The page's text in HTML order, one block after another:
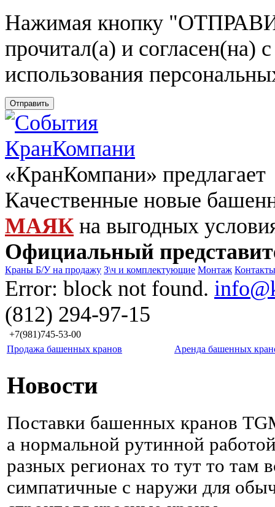
Нажимая кнопку
прочитал(а) и согласен(на)
использования
Отправить
«КранКомпани» предлагает
Качественные новые
МАЯК на выгодных
Официальный
Краны Б/У на продажу З\ч и комплектующие Монтаж Контакты
Error: block not found.
(812) 294-97-15
+7(981)745-53-00
Продажа башенных кранов
Аренда башенных
Новости
Поставки башенных кранов
а нормальной рутинной
разных регионах то тут то там
симпатичные с наружи для